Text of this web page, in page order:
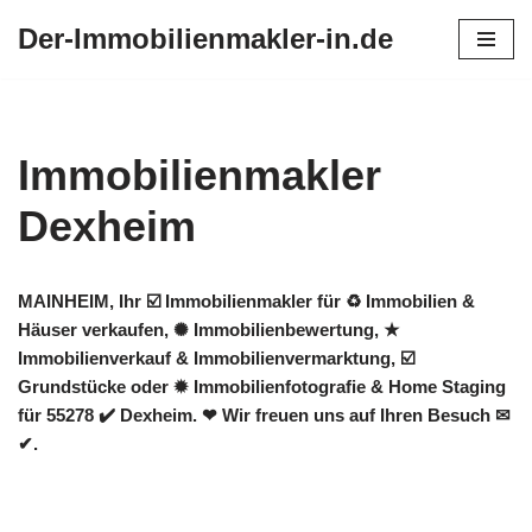
Der-Immobilienmakler-in.de
Immobilienmakler
Dexheim
MAINHEIM, Ihr ☑️ Immobilienmakler für ♻ Immobilien &
Häuser verkaufen, ✺ Immobilienbewertung, ★
Immobilienverkauf & Immobilienvermarktung, ☑️
Grundstücke oder ✹ Immobilienfotografie & Home Staging
für 55278 ✔️ Dexheim. ❤ Wir freuen uns auf Ihren Besuch ✉
✔.